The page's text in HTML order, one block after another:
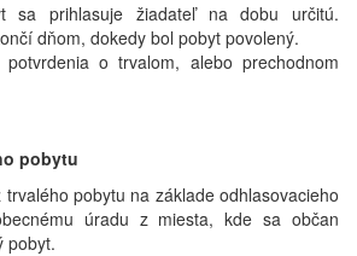
sa prihlasuje žiadateľ na dobu určitú.
dňom, dokedy bol pobyt povolený.
o trvalom, alebo prechodnom
pobytu
pobytu na základe odhlasovacieho
úradu z miesta, kde sa občan
pobyt.